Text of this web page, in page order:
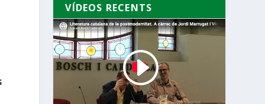
VÍDEOS RECENTS